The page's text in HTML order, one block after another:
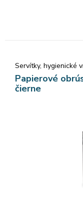
Servítky, hygienické
Papierové
čierne